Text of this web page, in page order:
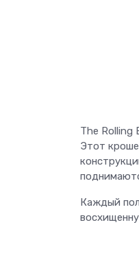
The Rolling
Этот
Каждый